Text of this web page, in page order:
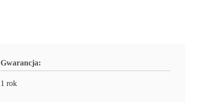
Gwarancja:
1 rok